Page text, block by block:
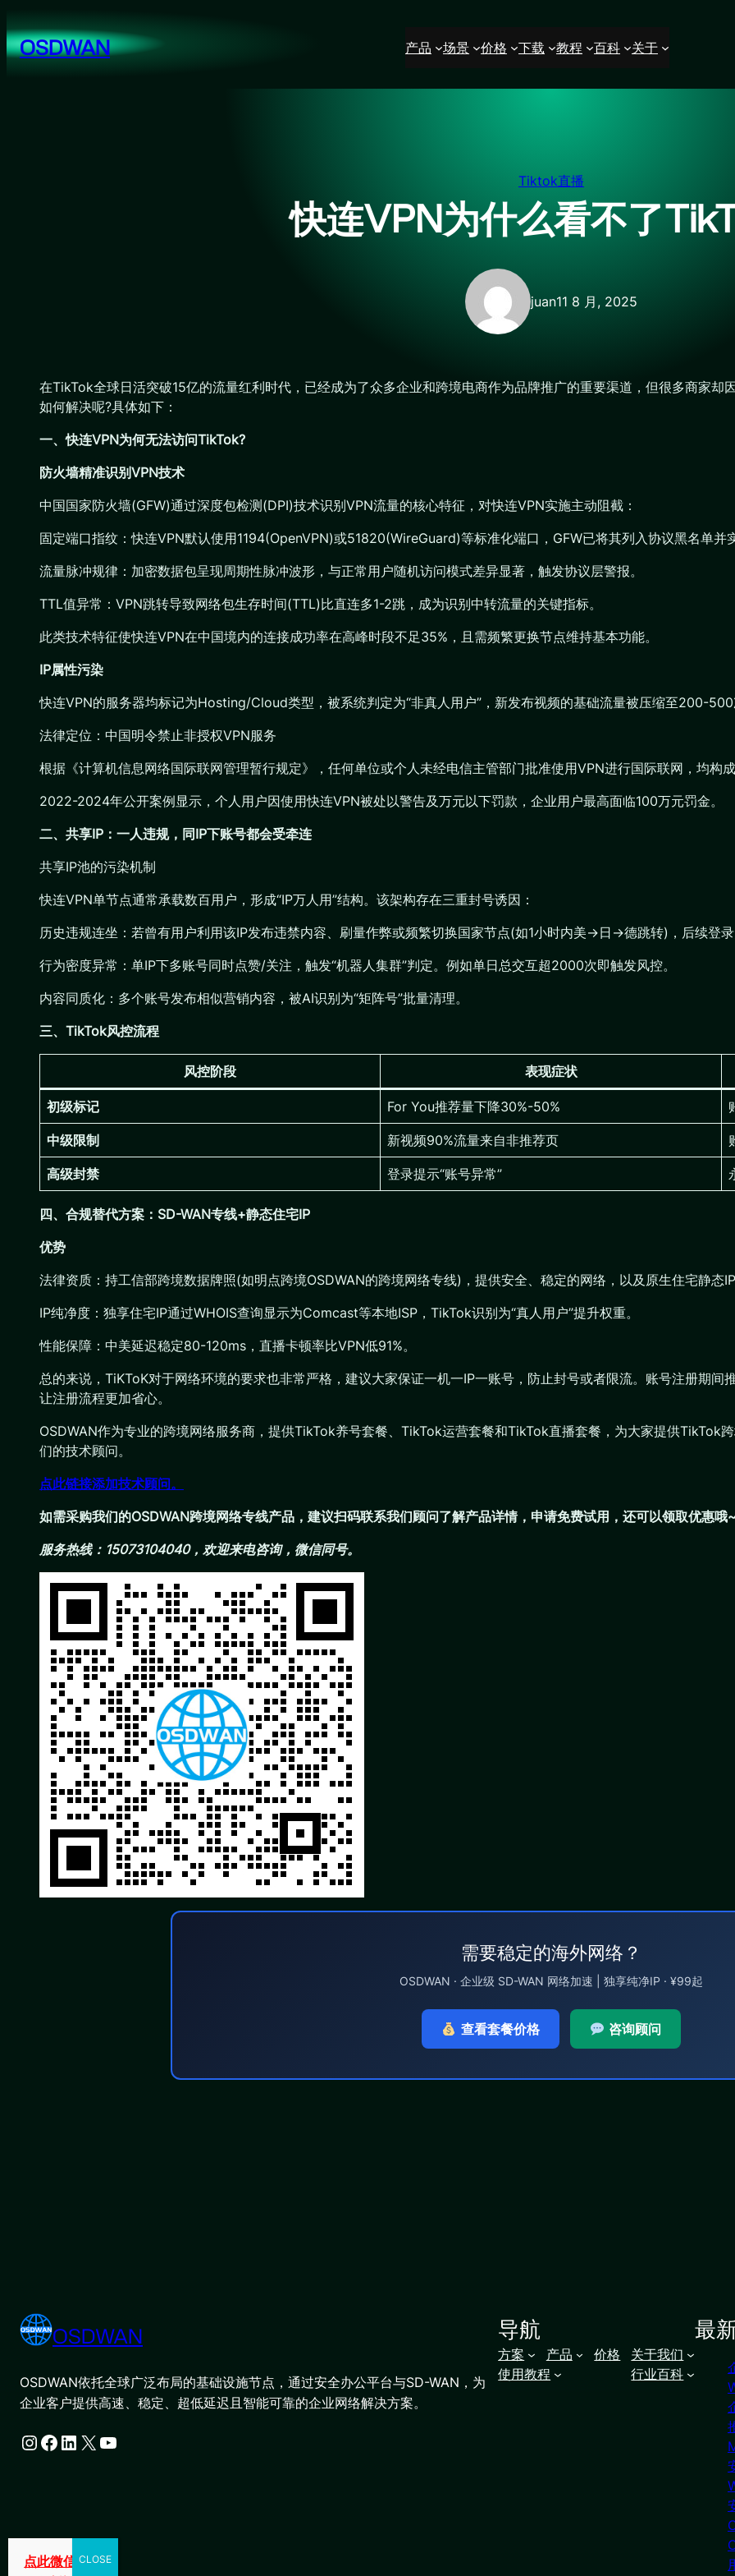
至
内OSDWAN 产品 场景 价格 下载 教程 百科 关于
Tiktok直播
快连VPN为什么看不了
juan11 8 月, 2025
在TikTok全球日活突破15亿的流量红利时代，已经成为了众多企业和跨境电商作为品牌推广的重要渠道，但很多商家却
如何解决呢?具体如下：
一、快连VPN为何无法访问TikTok?
防火墙精准识别VPN技术
中国国家防火墙(GFW)通过深度包检测(DPI)技术识别VPN流量的核心特征，对快连VPN实施主动阻截：
固定端口指纹：快连VPN默认使用1194(OpenVPN)或51820(WireGuard)等标准化端口，GFW已将其列入协议黑名单并
流量脉冲规律：加密数据包呈现周期性脉冲波形，与正常用户随机访问模式差异显著，触发协议层警报。
TTL值异常：VPN跳转导致网络包生存时间(TTL)比直连多1-2跳，成为识别中转流量的关键指标。
此类技术特征使快连VPN在中国境内的连接成功率在高峰时段不足35%，且需频繁更换节点维持基本功能。
IP属性污染
快连VPN的服务器均标记为Hosting/Cloud类型，被系统判定为“非真人用户”，新发布视频的基础流量被压缩至200-500
法律定位：中国明令禁止非授权VPN服务
根据《计算机信息网络国际联网管理暂行规定》，任何单位或个人未经电信主管部门批准使用VPN进行国际联网，均构
2022-2024年公开案例显示，个人用户因使用快连VPN被处以警告及万元以下罚款，企业用户最高面临100万元罚金。
二、共享IP：一人违规，同IP下账号都会受牵连
共享IP池的污染机制
快连VPN单节点通常承载数百用户，形成“IP万人用”结构。该架构存在三重封号诱因：
历史违规连坐：若曾有用户利用该IP发布违禁内容、刷量作弊或频繁切换国家节点(如1小时内美→日→德跳转)，后续登
行为密度异常：单IP下多账号同时点赞/关注，触发“机器人集群”判定。例如单日总交互超2000次即触发风控。
内容同质化：多个账号发布相似营销内容，被AI识别为“矩阵号”批量清理。
三、TikTok风控流程
风控阶段 表现症状
初级标记 For You推荐量下降30%-50%
中级限制 新视频90%流量来自非推荐页
高级封禁 登录提示“账号异常”
四、合规替代方案：SD-WAN专线+静态住宅IP
优势
法律资质：持工信部跨境数据牌照(如明点跨境OSDWAN的跨境网络专线)，提供安全、稳定的网络，以及原生住宅静态
IP纯净度：独享住宅IP通过WHOIS查询显示为Comcast等本地ISP，TikTok识别为“真人用户”提升权重。
性能保障：中美延迟稳定80-120ms，直播卡顿率比VPN低91%。
总的来说，TiKToK对于网络环境的要求也非常严格，建议大家保证一机一IP一账号，防止封号或者限流。账号注册期间
让注册流程更加省心。
OSDWAN作为专业的跨境网络服务商，提供TikTok养号套餐、TikTok运营套餐和TikTok直播套餐，为大家提供TikTok
们的技术顾问。
点此链接添加技术顾问。
如需采购我们的OSDWAN跨境网络专线产品，建议扫码联系我们顾问了解产品详情，申请免费试用，还可以领取优惠哦
服务热线：15073104040，欢迎来电咨询，微信同号。
需要稳定的海外网络？
OSDWAN · 企业级 SD-WAN 网络加速 | 独享纯净IP · ¥99起
查看套餐价格 咨询顾问
OSDWAN
OSDWAN依托全球广泛布局的基础设施节点，通过安全办公平台与SD-WAN，为
企业客户提供高速、稳定、超低延迟且智能可靠的企业网络解决方案。
Instagram Facebook LinkedIn X YouTube
导航
方案 产品 价格
关于我们
使用教程
行业百科
最
点此微信咨询